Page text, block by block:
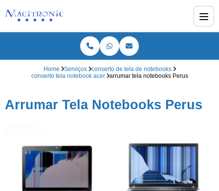
Home Serviços
conserto de tela de notebooks
conserto tela notebook acer
arrumar tela notebooks Perus
Arrumar Tela Notebooks Perus